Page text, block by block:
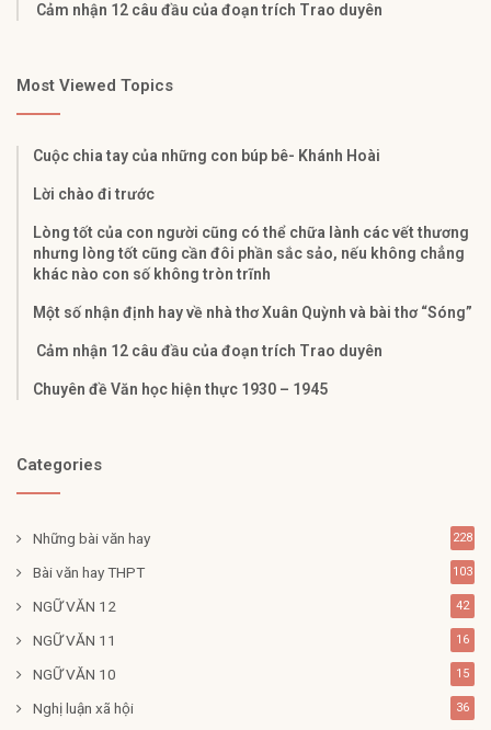
Cảm nhận 12 câu đầu của đoạn trích Trao duyên
Most Viewed Topics
Cuộc chia tay của những con búp bê- Khánh Hoài
Lời chào đi trước
Lòng tốt của con người cũng có thể chữa lành các vết thương
nhưng lòng tốt cũng cần đôi phần sắc sảo, nếu không chẳng
khác nào con số không tròn trĩnh
Một số nhận định hay về nhà thơ Xuân Quỳnh và bài thơ “Sóng”
Cảm nhận 12 câu đầu của đoạn trích Trao duyên
Chuyên đề Văn học hiện thực 1930 – 1945
Categories
Những bài văn hay 228
Bài văn hay THPT 103
NGỮ VĂN 12 42
NGỮ VĂN 11 16
NGỮ VĂN 10 15
Nghị luận xã hội 36